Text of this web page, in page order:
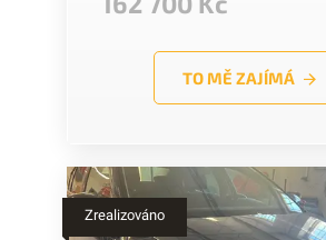
TO MĚ ZAJÍMÁ
Zrealizováno